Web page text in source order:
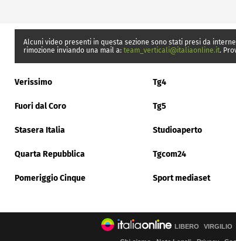
Alcuni video presenti in questa sezione sono stati presi da
rimozione inviando una mail a: team_verticali@italiaonline.it.
Verissimo Tg4
Fuori dal Coro Tg5
Stasera Italia Studioaperto
Quarta Repubblica Tgcom24
Pomeriggio Cinque Sport mediaset
LIBERO VIRGILIO